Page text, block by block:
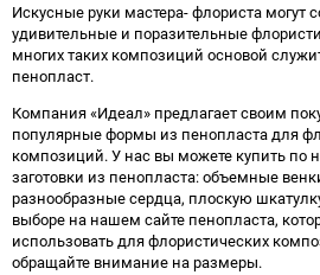
Искусные руки мастера- флориста могут
удивительные и поразительные
многих таких композиций основой
пенопласт.
Компания «Идеал» предлагает своим
популярные формы из пенопласта для
композиций. У нас вы можете купить
заготовки из пенопласта: объемные
разнообразные сердца, плоскую
выборе на нашем сайте пенопласта,
использовать для флористических
обращайте внимание на размеры.